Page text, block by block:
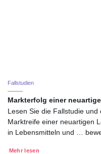
Fallstudien
Markterfolg einer
Lesen Sie die Fallstudie
Marktreife einer neuartigen
in Lebensmitteln und …
Mehr lesen